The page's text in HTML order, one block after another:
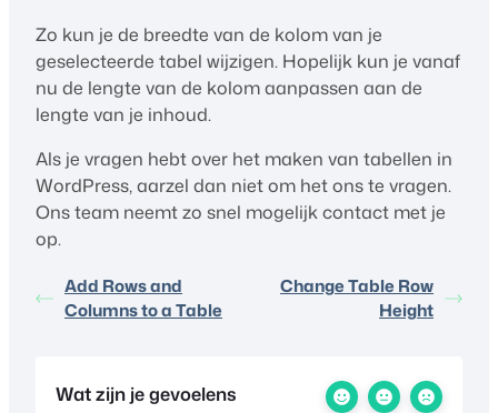
Zo kun je de breedte van de kolom van je
geselecteerde tabel wijzigen. Hopelijk kun je vanaf
nu de lengte van de kolom aanpassen aan de
lengte van je inhoud.
Als je vragen hebt over het maken van tabellen in
WordPress, aarzel dan niet om het ons te vragen.
Ons team neemt zo snel mogelijk contact met je
op.
Add Rows and
Columns to a Table
Change Table Row
Height
Wat zijn je gevoelens